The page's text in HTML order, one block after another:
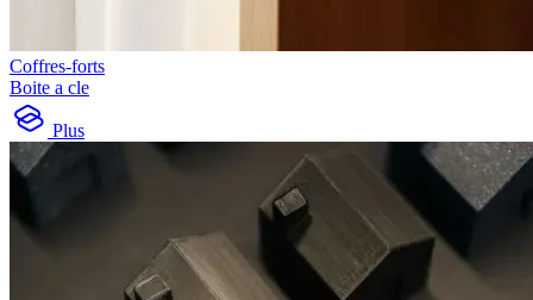
Coffres-forts
Boite a cle
Plus